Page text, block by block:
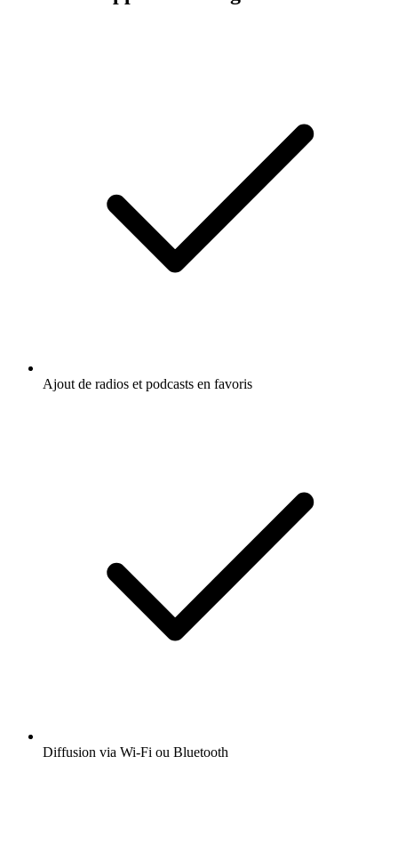
Ajout de radios et podcasts en favoris
Diffusion via Wi-Fi ou Bluetooth